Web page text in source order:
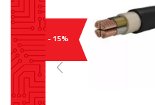
- 15%